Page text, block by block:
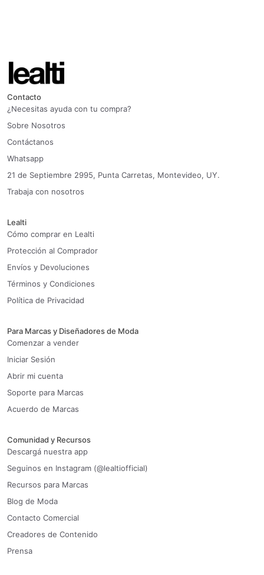
Contacto
¿Necesitas ayuda con tu compra?
Sobre Nosotros
Contáctanos
Whatsapp
21 de Septiembre 2995, Punta Carretas, Montevideo, UY.
Trabaja con nosotros
Lealti
Cómo comprar en Lealti
Protección al Comprador
Envíos y Devoluciones
Términos y Condiciones
Política de Privacidad
Para Marcas y Diseñadores de Moda
Comenzar a vender
Iniciar Sesión
Abrir mi cuenta
Soporte para Marcas
Acuerdo de Marcas
Comunidad y Recursos
Descargá nuestra app
Seguinos en Instagram (@lealtiofficial)
Recursos para Marcas
Blog de Moda
Contacto Comercial
Creadores de Contenido
Prensa